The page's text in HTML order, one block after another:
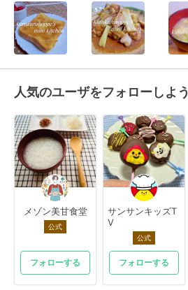
人気のユーザをフォローしよう
メゾン美甘食堂
公式
フォローする
サンサンキッズT
V
公式
フォローする